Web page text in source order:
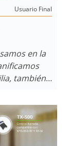
Usuario Final
en la
también
ciertos
de tu